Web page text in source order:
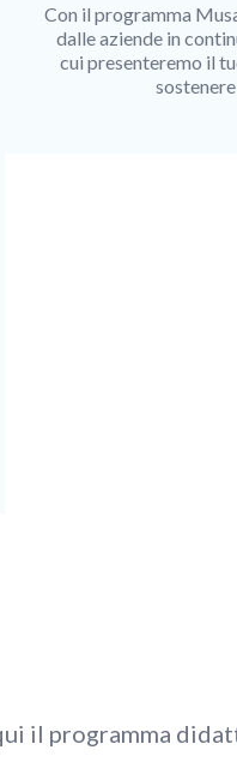
Con il programma
dalle aziende in
cui presenteremo il
il programma